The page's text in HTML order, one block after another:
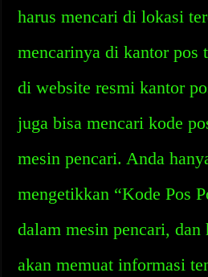
harus mencari di lokasi
mencarinya di kantor pos
di website resmi kantor
juga bisa mencari kode
mesin pencari. Anda
mengetikkan “Kode Pos
dalam mesin pencari,
akan memuat informasi